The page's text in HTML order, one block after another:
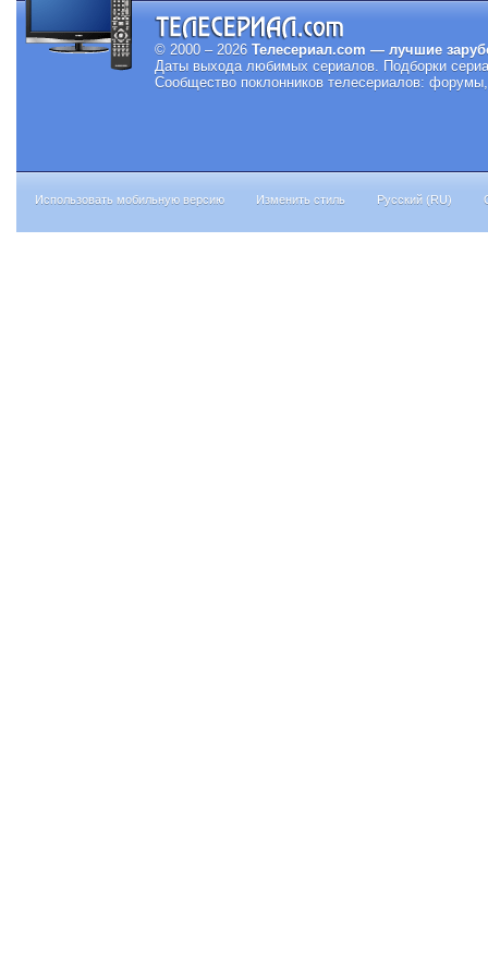
© 2000 – 2026 Телесериал.com — лучшие
Даты выхода любимых сериалов. Подборки
Сообщество поклонников телесериалов:
Использовать мобильную версию Изменить стиль Русский (RU)